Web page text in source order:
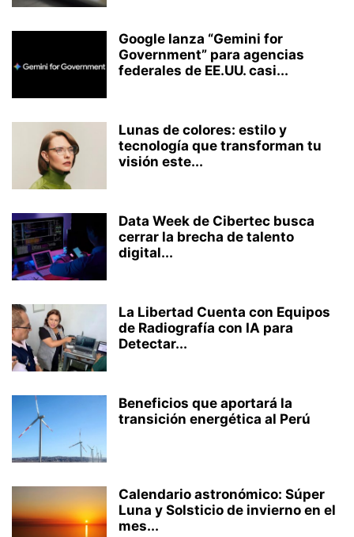
Google lanza “Gemini for
Government” para agencias
federales de EE.UU. casi...
Lunas de colores: estilo y
tecnología que transforman tu
visión este...
Data Week de Cibertec busca
cerrar la brecha de talento
digital...
La Libertad Cuenta con Equipos
de Radiografía con IA para
Detectar...
Beneficios que aportará la
transición energética al Perú
Calendario astronómico: Súper
Luna y Solsticio de invierno en el
mes...